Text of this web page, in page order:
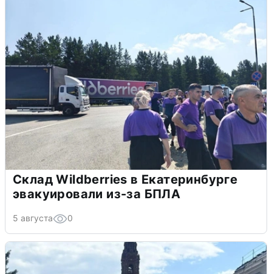
Склад Wildberries в Екатеринбурге
эвакуировали из-за БПЛА
5 августа 0